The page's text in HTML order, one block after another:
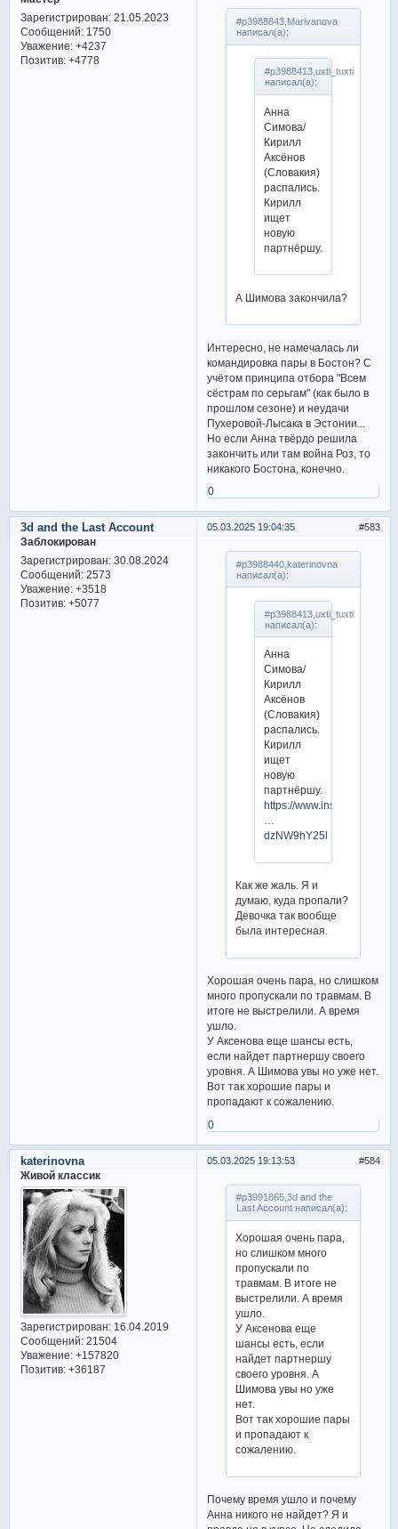
Зарегистрирован: 21.05.2023
Сообщений:1750
Уважение: +4237
Позитив: +4778
#p3988843,Marivanova
написал(а):
#p3988413,uxti_tuxti
написал(а):
Анна
Симова/
Кирилл
Аксёнов
(Словакия)
распались.
Кирилл
ищет
новую
партнёршу.
А Шимова закончила?
Интересно, не намечалась ли
командировка пары в Бостон? С
учётом принципа отбора "Всем
сёстрам по серьгам" (как было в
прошлом сезоне) и неудачи
Пухеровой-Лысака в Эстонии...
Но если Анна твёрдо решила
закончить или там война Роз, то
никакого Бостона, конечно.
0
583
05.03.2025 19:04:35
3d and the Last Account
Заблокирован
Зарегистрирован: 30.08.2024
Сообщений:2573
Уважение: +3518
Позитив: +5077
#p3988440,katerinovna
написал(а):
#p3988413,uxti_tuxti
написал(а):
Анна
Симова/
Кирилл
Аксёнов
(Словакия)
распались.
Кирилл
ищет
новую
партнёршу.
https://
dzNW9hY25l
Как же жаль. Я и
думаю, куда пропали?
Девочка так вообще
была интересная.
Хорошая очень пара, но слишком
много пропускали по травмам. В
итоге не выстрелили. А время
ушло.
У Аксенова еще шансы есть,
если найдет партнершу своего
уровня. А Шимова увы но уже нет.
Вот так хорошие пары и
пропадают к сожалению.
0
584
05.03.2025 19:13:53
katerinovna
Живой классик
Зарегистрирован: 16.04.2019
Сообщений:21504
Уважение: +157820
Позитив: +36187
#p3991865,3d and the
Last Account написал(а):
Хорошая очень пара,
но слишком много
пропускали по
травмам. В итоге не
выстрелили. А время
ушло.
У Аксенова еще
шансы есть, если
найдет партнершу
своего уровня. А
Шимова увы но уже
нет.
Вот так хорошие пары
и пропадают к
сожалению.
Почему время ушло и почему
Анна никого не найдет? Я и